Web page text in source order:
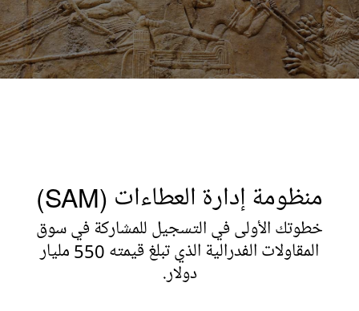
منظومة إدارة العطاءات (SAM)
خطوتك الأولى في التسجيل للمشاركة في سوق
المقاولات الفدرالية الذي تبلغ قيمته 550 مليار
دولار.